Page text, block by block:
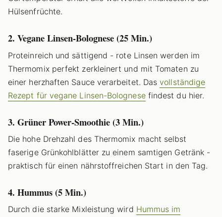
Hülsenfrüchte.
2. Vegane Linsen-Bolognese (25 Min.)
Proteinreich und sättigend - rote Linsen werden im
Thermomix perfekt zerkleinert und mit Tomaten zu
einer herzhaften Sauce verarbeitet. Dasvollständige
Rezept für vegane Linsen-Bolognesefindest du hier.
3. Grüner Power-Smoothie (3 Min.)
Die hohe Drehzahl des Thermomix macht selbst
faserige Grünkohlblätter zu einem samtigen Getränk -
praktisch für einen nährstoffreichen Start in den Tag.
4. Hummus (5 Min.)
Durch die starke Mixleistung wird Hummus im